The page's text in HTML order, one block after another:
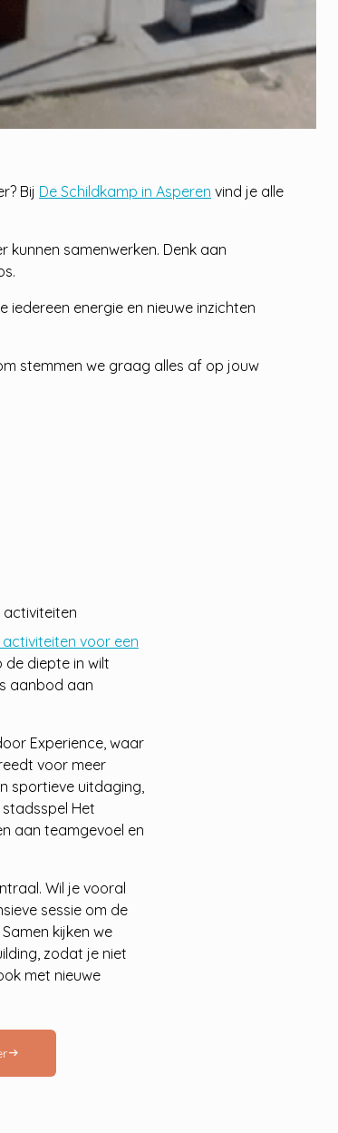
Bij De Schildkamp in Asperen vind je alle
samenwerken. Denk aan
energie en nieuwe inzichten
stemmen we graag alles af op jouw
voor een
diepte in wilt
aanbod aan
Experience, waar
voor meer
sportieve uitdaging,
Het
aan teamgevoel en
Wil je vooral
sessie om de
kijken we
zodat je niet
met nieuwe
arrow_right_alt